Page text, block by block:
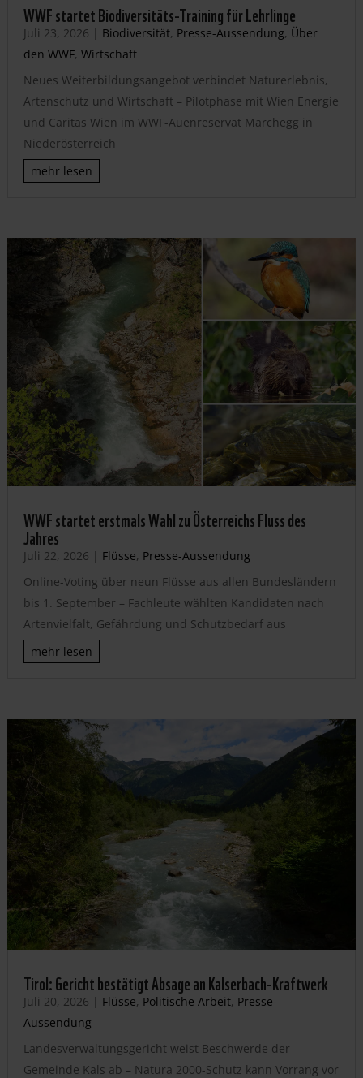
WWF startet Biodiversitäts-Training für Lehrlinge
Juli 23, 2026 | Biodiversität, Presse-Aussendung, Über
den WWF, Wirtschaft
Neues Weiterbildungsangebot verbindet Naturerlebnis,
Artenschutz und Wirtschaft – Pilotphase mit Wien Energie
und Caritas Wien im WWF-Auenreservat Marchegg in
Niederösterreich
mehr lesen
WWF startet erstmals Wahl zu Österreichs Fluss des
Jahres
Juli 22, 2026 | Flüsse, Presse-Aussendung
Online-Voting über neun Flüsse aus allen Bundesländern
bis 1. September – Fachleute wählten Kandidaten nach
Artenvielfalt, Gefährdung und Schutzbedarf aus
mehr lesen
Tirol: Gericht bestätigt Absage an Kalserbach-Kraftwerk
Juli 20, 2026 | Flüsse, Politische Arbeit, Presse-
Aussendung
Landesverwaltungsgericht weist Beschwerde der
Gemeinde Kals ab – Natura 2000-Schutz kann Vorrang vor